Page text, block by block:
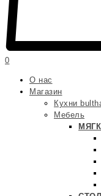
0
О нас
Магазин
Кухни
Мебель